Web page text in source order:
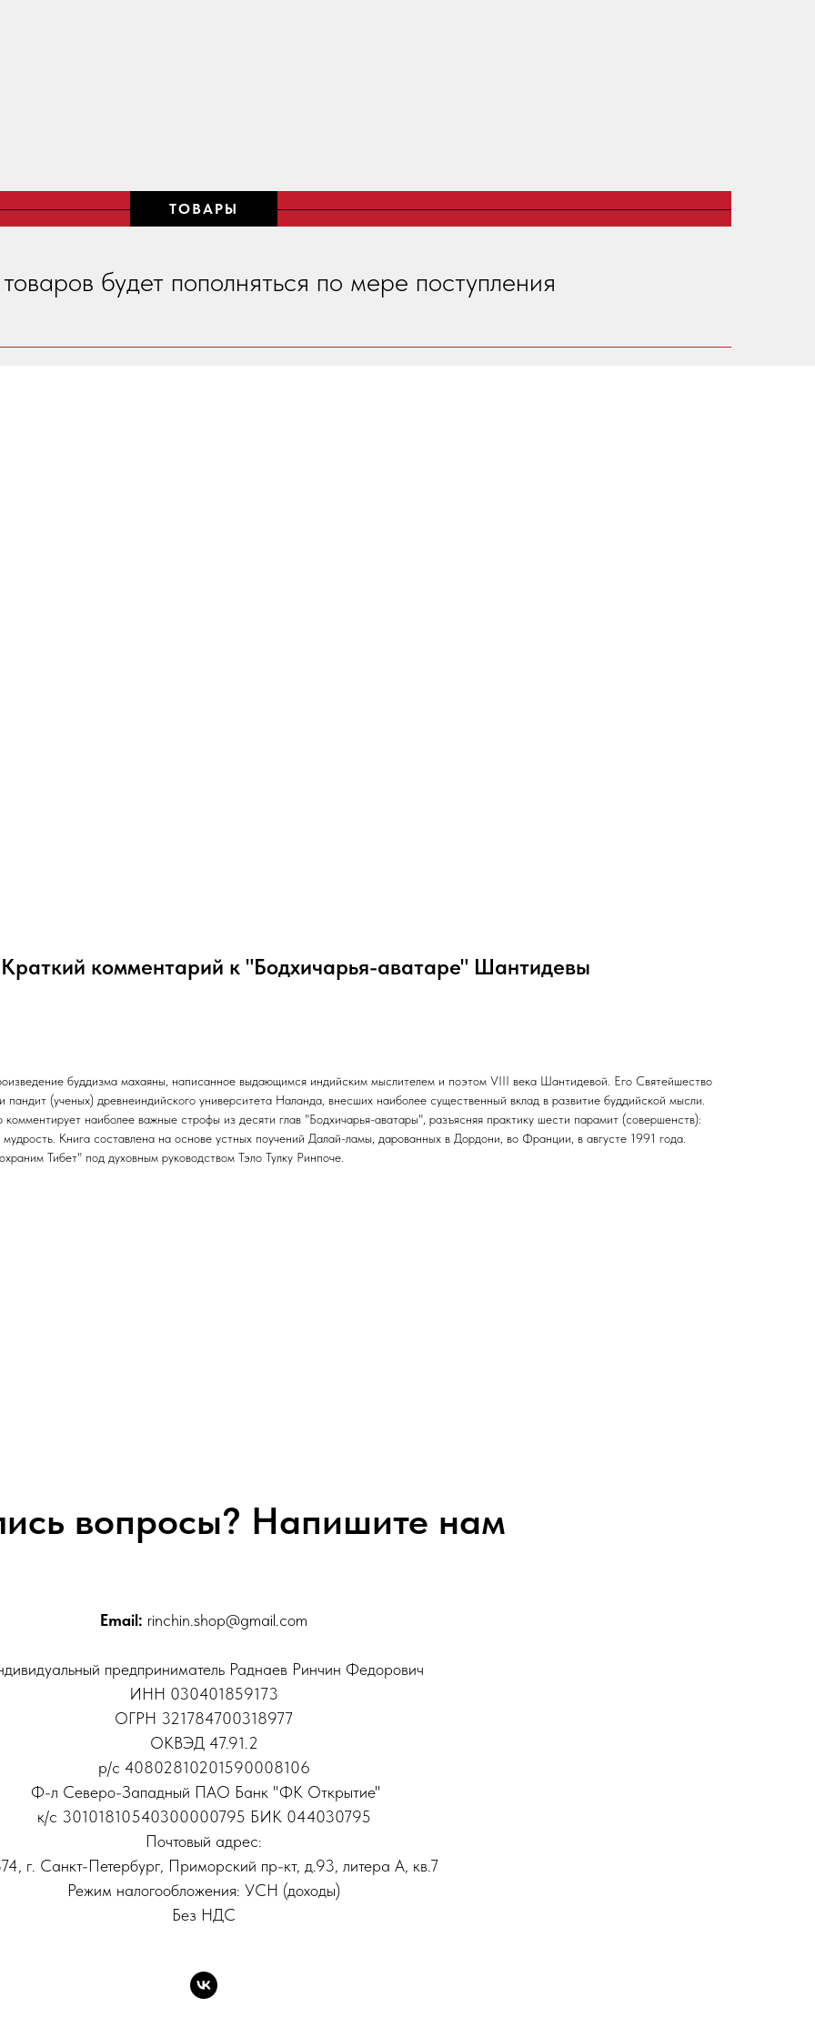
ТОВАРЫ
будет пополняться по мере поступления
комментарий к "Бодхичарья-аватаре" Шантидевы
буддизма махаяны, написанное выдающимся индийским мыслителем и поэтом VIII века Шантидевой. Его Святейшество
(ученых) древнеиндийского университета Наланда, внесших наиболее существенный вклад в развитие буддийской мысли.
наиболее важные строфы из десяти глав "Бодхичарья-аватары", разъясняя практику шести парамит (совершенств):
Книга составлена на основе устных поучений Далай-ламы, дарованных в Дордони, во Франции, в августе 1991 года.
Тибет" под духовным руководством Тэло Тулку Ринпоче.
вопросы? Напишите нам
Email: rinchin.shop@gmail.com
предприниматель Раднаев Ринчин Федорович
ИНН 030401859173
ОГРН 321784700318977
ОКВЭД 47.91.2
р/с 40802810201590008106
Ф-л Северо-Западный ПАО Банк "ФК Открытие"
к/с 30101810540300000795 БИК 044030795
Почтовый адрес:
г. Санкт-Петербург, Приморский пр-кт, д.93, литера А, кв.7
Режим налогообложения: УСН (доходы)
Без НДС